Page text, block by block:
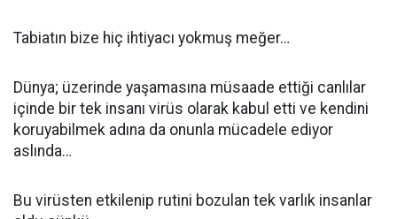
Tabiatın bize hiç ihtiyacı yokmuş meğer…
Dünya; üzerinde yaşamasına müsaade ettiği canlılar
içinde bir tek insanı virüs olarak kabul etti ve kendini
koruyabilmek adına da onunla mücadele ediyor
aslında…
Bu virüsten etkilenip rutini bozulan tek varlık insanlar